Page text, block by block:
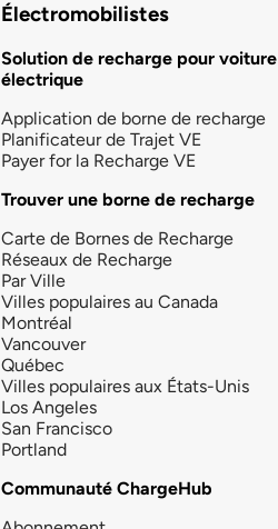
Électromobilistes
Solution de recharge pour voiture
électrique
Application de borne de recharge
Planificateur de Trajet VE
Payer for la Recharge VE
Trouver une borne de recharge
Carte de Bornes de Recharge
Réseaux de Recharge
Par Ville
Villes populaires au Canada
Montréal
Vancouver
Québec
Villes populaires aux États-Unis
Los Angeles
San Francisco
Portland
Communauté ChargeHub